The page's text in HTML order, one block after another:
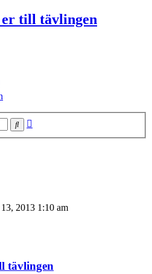
er till tävlingen
Sök
2013 1:10 am
tävlingen